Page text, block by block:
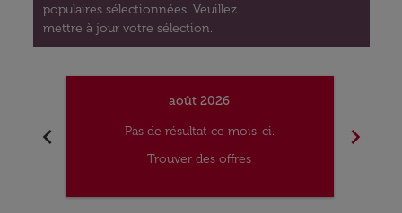
populaires sélectionnées. Veuillez
mettre à jour votre sélection.
chevron_left
août 2026
Pas de résultat ce mois-ci.
Trouver des offres
chevron_right